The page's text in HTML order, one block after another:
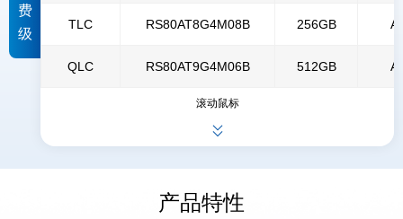
费
级
TLC RS80AT8G4M08B 256GB
QLC RS80AT9G4M06B 512GB
滚动鼠标
产品特性